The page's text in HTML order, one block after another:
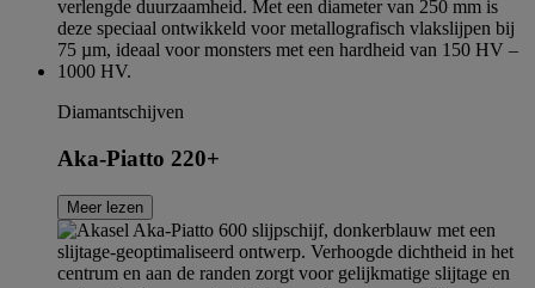
Diamantschijven
Aka-Piatto 220+
Meer lezen